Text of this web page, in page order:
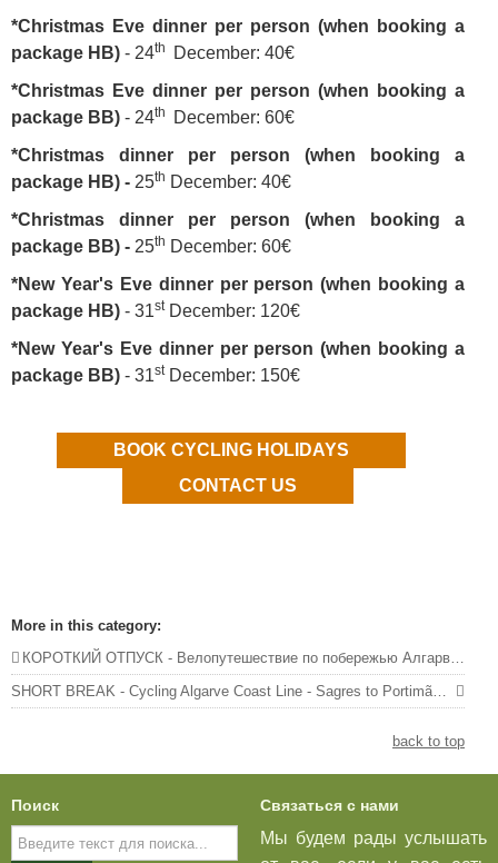
*Christmas Eve dinner per person (when booking a
package HB) - 24th
December: 40€
*Christmas Eve dinner per person (when booking a
package BB) - 24th
December: 60€
*Christmas dinner per person (when booking a
package HB) - 25th December: 40€
*Christmas dinner per person (when booking a
package BB) - 25th December: 60€
*New Year's Eve dinner per person (when booking a
package HB) - 31stDecember: 120€
*New Year's Eve dinner per person (when booking a
package BB) - 31stDecember: 150€
BOOK CYCLING HOLIDAYS
CONTACT US
More in this category:
КОРОТКИЙ ОТПУСК - Велопутешествие по побережью Алгарве - от Сагреша до Албуфейры - 4 ночи | 3 этапа
SHORT BREAK - Cycling Algarve Coast Line - Sagres to Portimão - 3 nights | 2 stages »
back to top
Поиск
Искать...
Связаться с нами
Мы будем рады услышать